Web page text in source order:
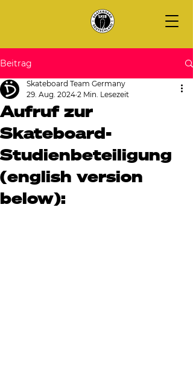
Beitrag
Aufruf zur
Skateboard-
Studienbeteiligung
(english version
below):
Skateboard Team Germany
29. Aug. 2024 2 Min. Lesezeit